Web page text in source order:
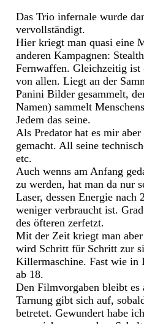
Das Trio infernale wurde
vervollständigt.
Hier kriegt man quasi eine
anderen Kampagnen:
Fernwaffen. Gleichzeitig ist
von allen. Liegt an der
Panini Bilder gesammelt,
Namen) sammelt
Jedem das seine.
Als Predator hat es mir
gemacht. All seine
etc.
Auch wenns am Anfang
zu werden, hat man da nur
Laser, dessen Energie nach
weniger verbraucht ist.
des öfteren zerfetzt.
Mit der Zeit kriegt man
wird Schritt für Schritt zur
Killermaschine. Fast wie in
ab 18.
Den Filmvorgaben bleibt es
Tarnung gibt sich auf,
betretet. Gewundert habe